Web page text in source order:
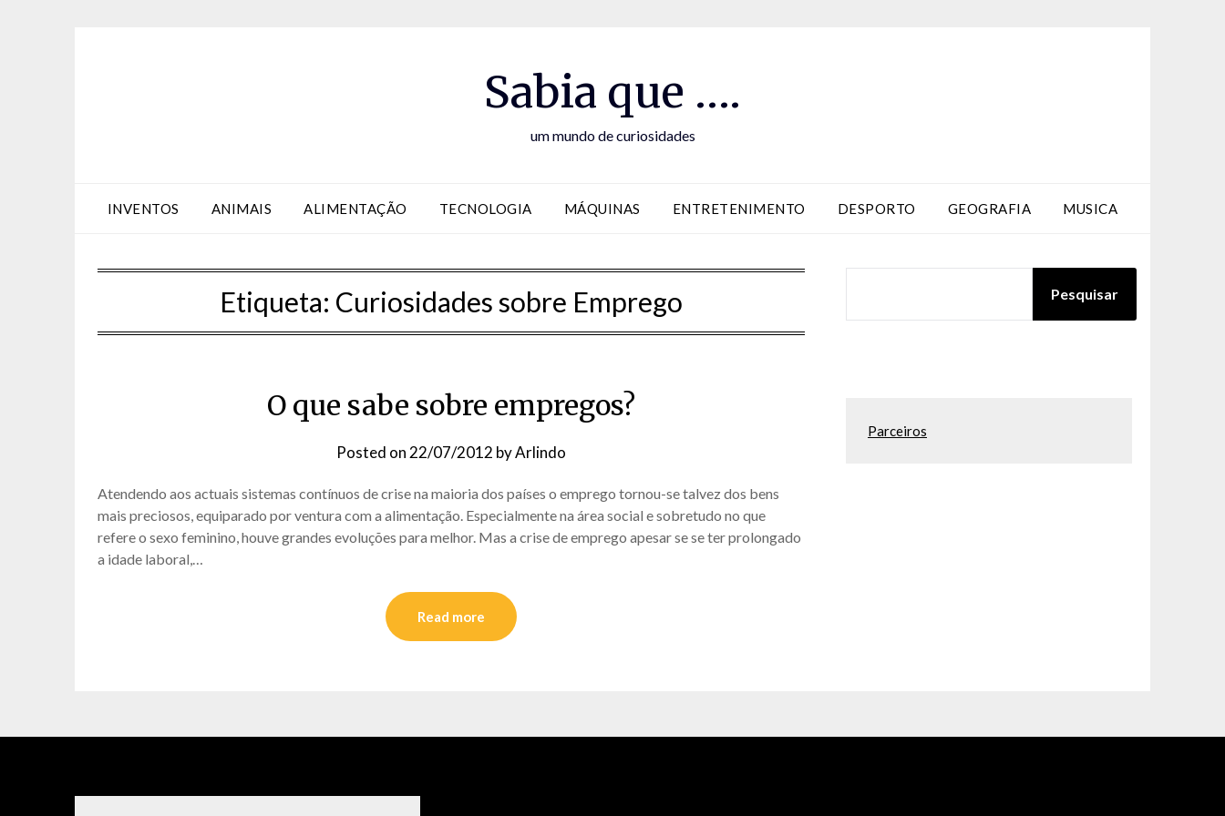
Sabia que ….
um mundo de curiosidades
INVENTOS ANIMAIS ALIMENTAÇÃO TECNOLOGIA MÁQUINAS ENTRETENIMENTO DESPORTO GEOGRAFIA MUSICA
Etiqueta: Curiosidades sobre Emprego
O que sabe sobre empregos?
Posted on 22/07/2012 byArlindo
Atendendo aos actuais sistemas contínuos de crise na maioria dos países o emprego tornou-se talvez dos bens
mais preciosos, equiparado por ventura com a alimentação. Especialmente na área social e sobretudo no que
refere o sexo feminino, houve grandes evoluções para melhor. Mas a crise de emprego apesar se se ter prolongado
a idade laboral,…
Read more
Pesquisar
Parceiros